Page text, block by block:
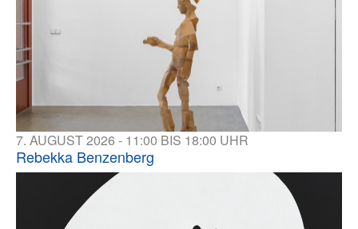
7. AUGUST 2026 - 11:00 BIS 18:00 UHR
Rebekka Benzenberg